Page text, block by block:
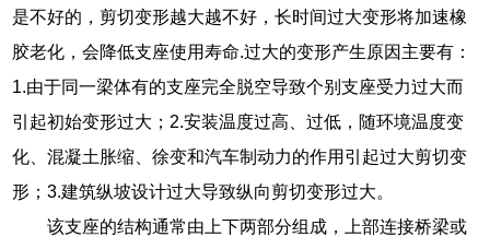
是不好的，剪切变形越大越不好，长时间过大变形将加速橡
胶老化，会降低支座使用寿命.过大的变形产生原因主要有：
1.由于同一梁体有的支座完全脱空导致个别支座受力过大而
引起初始变形过大；2.安装温度过高、过低，随环境温度变
化、混凝土胀缩、徐变和汽车制动力的作用引起过大剪切变
形；3.建筑纵坡设计过大导致纵向剪切变形过大。
该支座的结构通常由上下两部分组成，上部连接桥梁或